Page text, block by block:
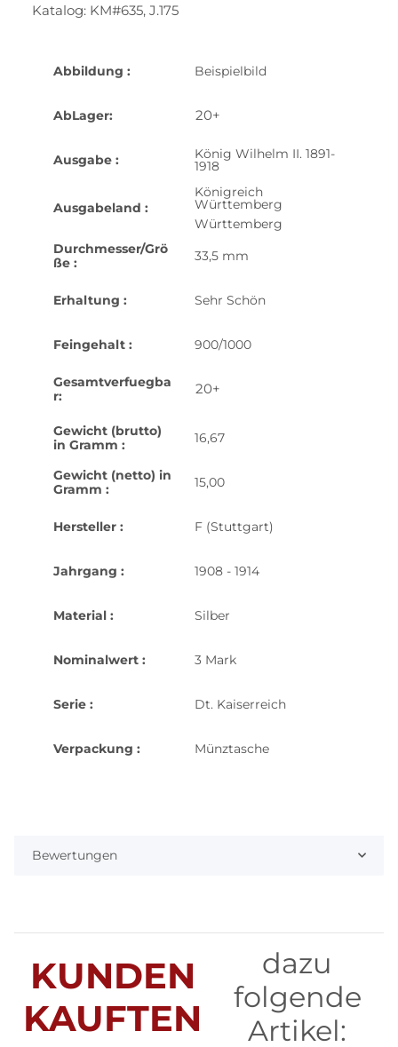
Katalog: KM#635, J.175
Abbildung : Beispielbild
AbLager: 20+
Ausgabe : König Wilhelm II. 1891-
1918
Ausgabeland :
Königreich
Württemberg
Württemberg
Durchmesser/Grö
ße :
33,5 mm
Erhaltung : Sehr Schön
Feingehalt : 900/1000
Gesamtverfuegba
r:
20+
Gewicht (brutto)
in Gramm :
16,67
Gewicht (netto) in
Gramm :
15,00
Hersteller : F (Stuttgart)
Jahrgang : 1908 - 1914
Material : Silber
Nominalwert : 3 Mark
Serie : Dt. Kaiserreich
Verpackung : Münztasche
Bewertungen
KUNDEN
KAUFTEN
dazu
folgende
Artikel: